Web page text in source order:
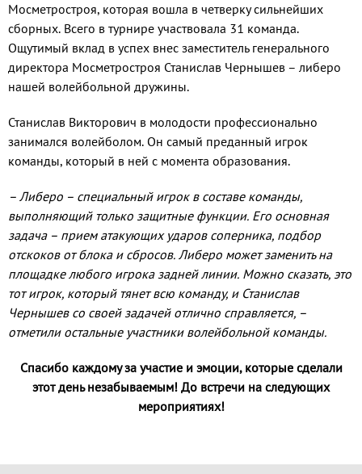
Мосметростроя, которая вошла в четверку сильнейших
сборных. Всего в турнире участвовала 31 команда.
Ощутимый вклад в успех внес заместитель генерального
директора Мосметростроя Станислав Чернышев – либеро
нашей волейбольной дружины.
Станислав Викторович в молодости профессионально
занимался волейболом. Он самый преданный игрок
команды, который в ней с момента образования.
– Либеро – специальный игрок в составе команды,
выполняющий только защитные функции. Его основная
задача – прием атакующих ударов соперника, подбор
отскоков от блока и сбросов. Либеро может заменить на
площадке любого игрока задней линии. Можно сказать, это
тот игрок, который тянет всю команду, и Станислав
Чернышев со своей задачей отлично справляется, –
отметили остальные участники волейбольной команды.
Спасибо каждому за участие и эмоции, которые сделали
этот день незабываемым! До встречи на следующих
мероприятиях!